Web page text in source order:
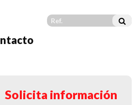
Solicita información